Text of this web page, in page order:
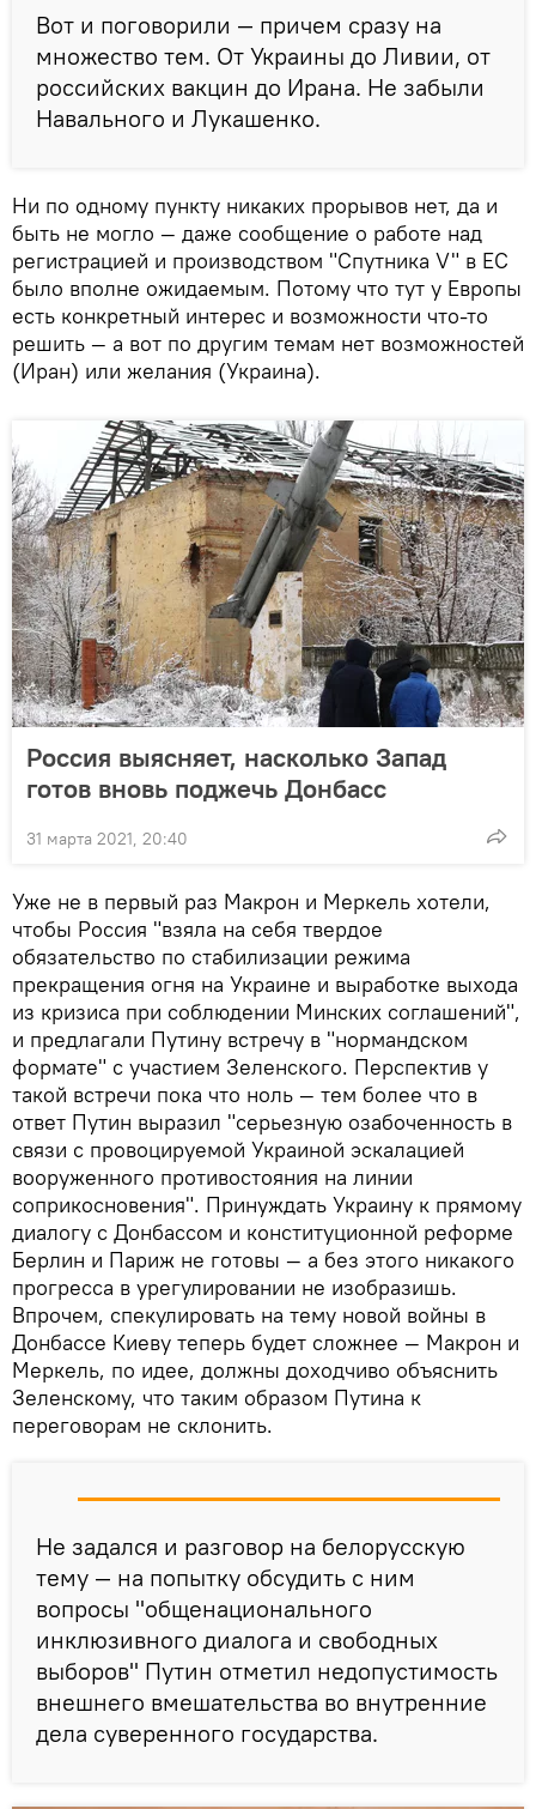
Вот и поговорили — причем сразу на
множество тем. От Украины до Ливии, от
российских вакцин до Ирана. Не забыли
Навального и Лукашенко.
Ни по одному пункту никаких прорывов нет, да и
быть не могло — даже сообщение о работе над
регистрацией и производством "Спутника V" в ЕС
было вполне ожидаемым. Потому что тут у Европы
есть конкретный интерес и возможности что-то
решить — а вот по другим темам нет возможностей
(Иран) или желания (Украина).
Россия выясняет, насколько Запад
готов вновь поджечь Донбасс
31 марта 2021, 20:40
Уже не в первый раз Макрон и Меркель хотели,
чтобы Россия "взяла на себя твердое
обязательство по стабилизации режима
прекращения огня на Украине и выработке выхода
из кризиса при соблюдении Минских соглашений",
и предлагали Путину встречу в "нормандском
формате" с участием Зеленского. Перспектив у
такой встречи пока что ноль — тем более что в
ответ Путин выразил "серьезную озабоченность в
связи с провоцируемой Украиной эскалацией
вооруженного противостояния на линии
соприкосновения". Принуждать Украину к прямому
диалогу с Донбассом и конституционной реформе
Берлин и Париж не готовы — а без этого никакого
прогресса в урегулировании не изобразишь.
Впрочем, спекулировать на тему новой войны в
Донбассе Киеву теперь будет сложнее — Макрон и
Меркель, по идее, должны доходчиво объяснить
Зеленскому, что таким образом Путина к
переговорам не склонить.
Не задался и разговор на белорусскую
тему — на попытку обсудить с ним
вопросы "общенационального
инклюзивного диалога и свободных
выборов" Путин отметил недопустимость
внешнего вмешательства во внутренние
дела суверенного государства.